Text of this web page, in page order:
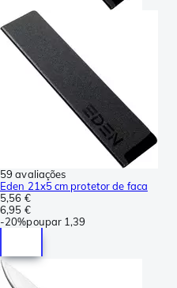
59 avaliações
Eden 21x5 cm protetor de faca
5,56 €
6,95 €
-20%poupar 1,39